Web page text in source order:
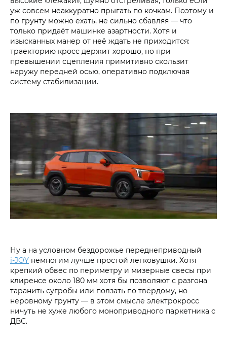
уж совсем неаккуратно прыгать по кочкам. Поэтому и
по грунту можно ехать, не сильно сбавляя — что
только придаёт машинке азартности. Хотя и
изысканных манер от неё ждать не приходится:
траекторию кросс держит хорошо, но при
превышении сцепления примитивно скользит
наружу передней осью, оперативно подключая
систему стабилизации.
Ну а на условном бездорожье переднеприводный
i‑JOY немногим лучше простой легковушки. Хотя
крепкий обвес по периметру и мизерные свесы при
клиренсе около 180 мм хотя бы позволяют с разгона
таранить сугробы или ползать по твёрдому, но
неровному грунту — в этом смысле электрокросс
ничуть не хуже любого моноприводного паркетника с
ДВС.